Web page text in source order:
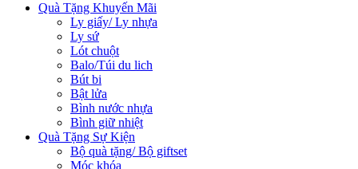
Quà Tặng Khuyến Mãi
Ly giấy/ Ly nhựa
Ly sứ
Lót chuột
Balo/Túi du lich
Bút bi
Bật lửa
Bình nước nhựa
Bình giữ nhiệt
Quà Tặng Sự Kiện
Bộ quà tặng/ Bộ giftset
Móc khóa